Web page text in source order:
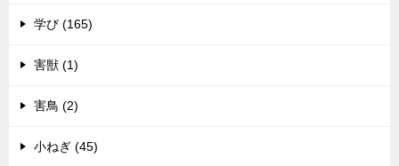
学び (165)
害獣 (1)
害鳥 (2)
小ねぎ (45)